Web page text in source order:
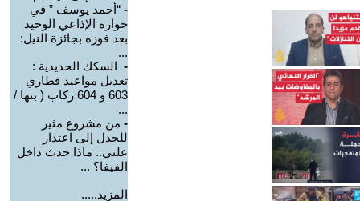
- “أحمد يوسف ” في
حواره الإذاعي الوحيد
بعد فوزه بجائزة النيل:
...
- السكك الحديدية :
تعديل مواعيد قطاري
603 و 604 ركاب ( بنها /
...
- من مشروع مثير
للجدل إلى اعتذار
علني.. ماذا حدث داخل
الفيفا؟ ...
المزيد.....